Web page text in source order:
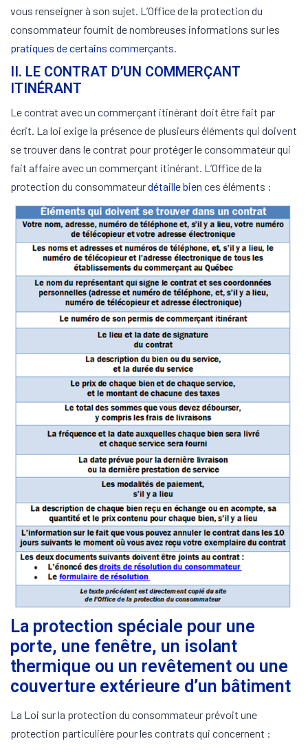
vous renseigner à son sujet. L’Office de la protection du
consommateur fournit de nombreuses informations sur les
pratiques de certains commerçants.
II. LE CONTRAT D’UN COMMERÇANT
ITINÉRANT
Le contrat avec un commerçant itinérant doit être fait par
écrit. La loi exige la présence de plusieurs éléments qui doivent
se trouver dans le contrat pour protéger le consommateur qui
fait affaire avec un commerçant itinérant. L’Office de la
protection du consommateurdétaille bien ces éléments :
La protection spéciale pour une
porte, une fenêtre, un isolant
thermique ou un revêtement ou une
couverture extérieure d’un bâtiment
La Loi sur la protection du consommateur prévoit une
protection particulière pour les contrats qui concernent :